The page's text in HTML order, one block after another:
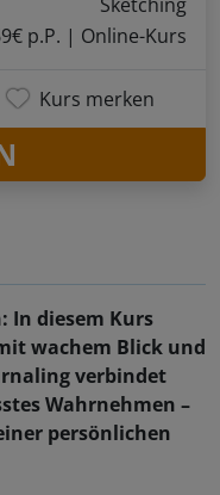
In diesem Kurs
wachem Blick und
verbindet
Wahrnehmen –
persönlichen
p.P. | Online-Kurs
Kurs merken